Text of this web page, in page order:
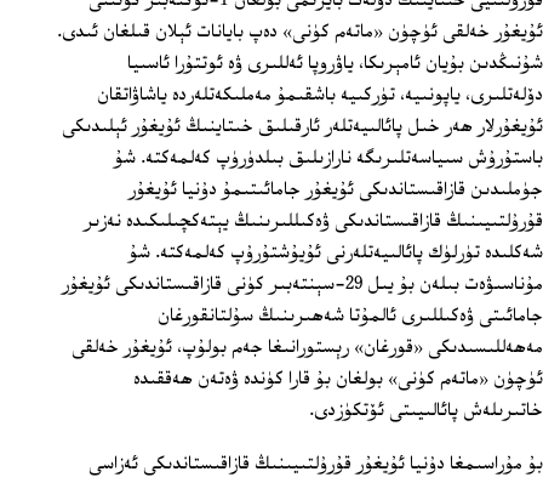
ئۇيغۇر خەلقى ئۈچۈن «ماتەم كۈنى» دەپ بايانات ئېلان قىلغان ئىدى.
شۇنىڭدىن بۇيان ئامېرىكا، ياۋروپا ئەللىرى ۋە ئوتتۇرا ئاسىيا
دۆلەتلىرى، ياپونىيە، تۈركىيە باشقىمۇ مەملىكەتلەردە ياشاۋاتقان
ئۇيغۇرلار ھەر خىل پائالىيەتلەر ئارقىلىق خىتاينىڭ ئۇيغۇر ئېلىدىكى
باستۇرۇش سىياسەتلىرىگە نارازىلىق بىلدۈرۈپ كەلمەكتە. شۇ
جۈملىدىن قازاقىستاندىكى ئۇيغۇر جامائىتىمۇ دۇنيا ئۇيغۇر
قۇرۇلتىيىنىڭ قازاقىستاندىكى ۋەكىللىرىنىڭ يېتەكچىلىكىدە نەزىر
شەكلىدە تۈرلۈك پائالىيەتلەرنى ئۇيۇشتۇرۇپ كەلمەكتە. شۇ
مۇناسىۋەت بىلەن بۇ يىل 29-سېنتەبىر كۈنى قازاقىستاندىكى ئۇيغۇر
جامائىتى ۋەكىللىرى ئالمۇتا شەھىرىنىڭ سۇلتانقورغان
مەھەللىسىدىكى «قورغان» رېستورانىغا جەم بولۇپ، ئۇيغۇر خەلقى
ئۈچۈن «ماتەم كۈنى» بولغان بۇ قارا كۈندە ۋەتەن ھەققىدە
خاتىرىلەش پائالىيىتى ئۆتكۈزدى.
بۇ مۇراسىمغا دۇنيا ئۇيغۇر قۇرۇلتىيىنىڭ قازاقىستاندىكى ئەزاسى